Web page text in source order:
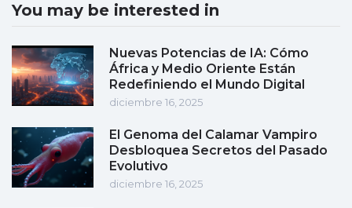
You may be interested in
Nuevas Potencias de IA: Cómo
África y Medio Oriente Están
Redefiniendo el Mundo Digital
diciembre 16, 2025
El Genoma del Calamar Vampiro
Desbloquea Secretos del Pasado
Evolutivo
diciembre 16, 2025